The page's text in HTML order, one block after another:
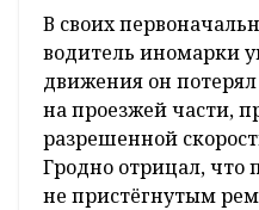
В своих
водитель иномарки
движения он
на проезжей части,
разрешенной
Гродно отрицал, что
не пристёгнутым